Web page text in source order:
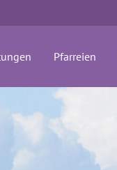
Pfarreien